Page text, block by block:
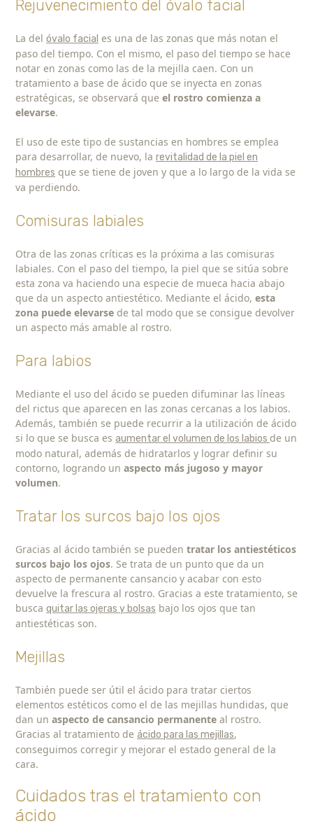
Rejuvenecimiento del óvalo facial
La del óvalo facial es una de las zonas que más notan el
paso del tiempo. Con el mismo, el paso del tiempo se hace
notar en zonas como las de la mejilla caen. Con un
tratamiento a base de ácido que se inyecta en zonas
estratégicas, se observará que el rostro comienza a
elevarse.
El uso de este tipo de sustancias en hombres se emplea
para desarrollar, de nuevo, la revitalidad de la piel en
hombres que se tiene de joven y que a lo largo de la vida se
va perdiendo.
Comisuras labiales
Otra de las zonas críticas es la próxima a las comisuras
labiales. Con el paso del tiempo, la piel que se sitúa sobre
esta zona va haciendo una especie de mueca hacia abajo
que da un aspecto antiestético. Mediante el ácido, esta
zona puede elevarse de tal modo que se consigue devolver
un aspecto más amable al rostro.
Para labios
Mediante el uso del ácido se pueden difuminar las líneas
del rictus que aparecen en las zonas cercanas a los labios.
Además, también se puede recurrir a la utilización de ácido
si lo que se busca es aumentar el volumen de los labios de un
modo natural, además de hidratarlos y lograr definir su
contorno, logrando un aspecto más jugoso y mayor
volumen.
Tratar los surcos bajo los ojos
Gracias al ácido también se pueden tratar los antiestéticos
surcos bajo los ojos. Se trata de un punto que da un
aspecto de permanente cansancio y acabar con esto
devuelve la frescura al rostro. Gracias a este tratamiento, se
busca quitar las ojeras y bolsas bajo los ojos que tan
antiestéticas son.
Mejillas
También puede ser útil el ácido para tratar ciertos
elementos estéticos como el de las mejillas hundidas, que
dan un aspecto de cansancio permanente al rostro.
Gracias al tratamiento de ácido para las mejillas,
conseguimos corregir y mejorar el estado general de la
cara.
Cuidados tras el tratamiento con
ácido